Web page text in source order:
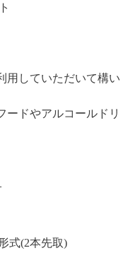
用していただいて構い
ードやアルコールドリ
式(2本先取)